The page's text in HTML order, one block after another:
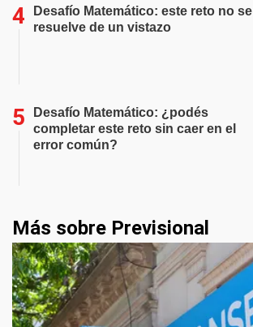
Desafío Matemático: este reto no se
resuelve de un vistazo
Desafío Matemático: ¿podés
completar este reto sin caer en el
error común?
Más sobre Previsional